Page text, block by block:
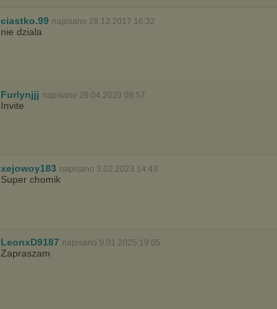
ciastko.99 napisano 28.12.2017 16:32
nie dziala
Furlynjjj napisano 26.04.2020 08:57
Invite
xejowoy183 napisano 3.02.2023 14:43
Super chomik
LeonxD9187 napisano 9.01.2025 19:05
Zapraszam